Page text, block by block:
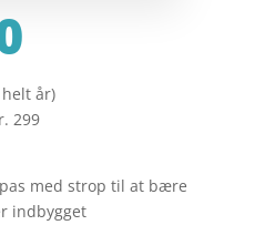
år)
299
med strop til at bære
indbygget